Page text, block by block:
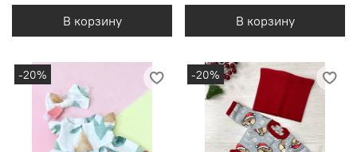
В корзину В корзину
-20% -20%